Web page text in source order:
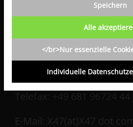
X47 GMBH
Hartmanns Au 10
D 66119 Saarbrücken
Telefon: +49 681 96724 43
E-Mail: X47(at)X47 dot
Speichern
Alle
</br>Nur essenzielle
Individuelle